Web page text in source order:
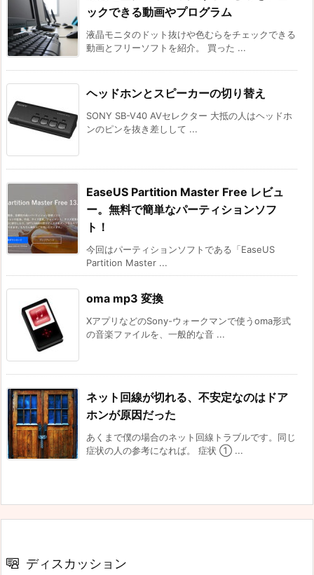
ックできる動画やプログラム
液晶モニタのドット抜けや色むらをチェックできる
動画とフリーソフトを紹介。 買った ...
ヘッドホンとスピーカーの切り替え
SONY SB-V40 AVセレクター 大抵の人はヘッドホ
ンのピンを抜き差しして ...
EaseUS Partition Master Free レビュ
ー。無料で簡単なパーティションソフ
ト！
今回はパーティションソフトである「EaseUS
Partition Master ...
oma mp3 変換
XアプリなどのSony-ウォークマンで使うoma形式
の音楽ファイルを、一般的な音 ...
ネット回線が切れる、不安定なのはドア
ホンが原因だった
あくまで僕の場合のネット回線トラブルです。同じ
症状の人の参考になれば。 症状 ① ...
ディスカッション